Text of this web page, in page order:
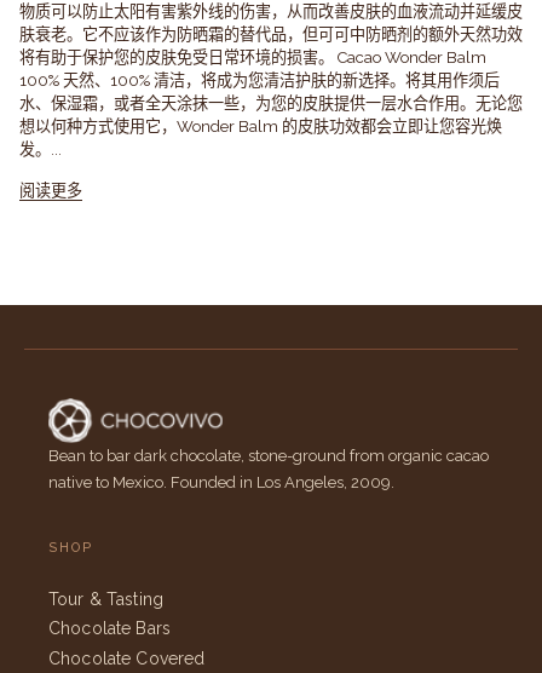
物质可以防止太阳有害紫外线的伤害，从而改善皮肤的血液流动并延缓皮
肤衰老。它不应该作为防晒霜的替代品，但可可中防晒剂的额外天然功效
将有助于保护您的皮肤免受日常环境的损害。 Cacao Wonder Balm
100% 天然、100% 清洁，将成为您清洁护肤的新选择。将其用作须后
水、保湿霜，或者全天涂抹一些，为您的皮肤提供一层水合作用。无论您
想以何种方式使用它，Wonder Balm 的皮肤功效都会立即让您容光焕
发。...
阅读更多
Bean to bar dark chocolate, stone-ground from organic cacao
native to Mexico. Founded in Los Angeles, 2009.
SHOP
Tour & Tasting
Chocolate Bars
Chocolate Covered